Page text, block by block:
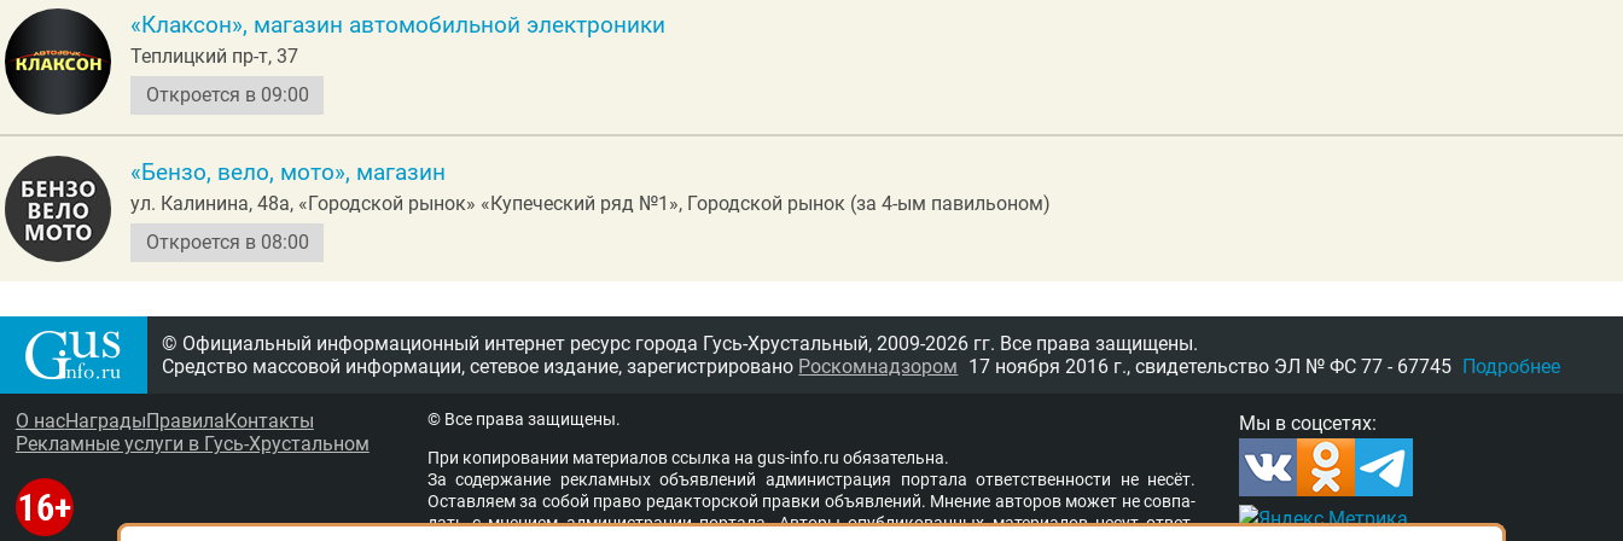
«Клаксон», магазин автомобильной электроники
Теплицкий пр-т, 37
Откроется в 09:00
«Бензо, вело, мото», магазин
ул. Калинина, 48а, «Городской рынок» «Купеческий ряд №1», Городской рынок (за 4-ым павильоном)
Откроется в 08:00
© Официальный информационный интернет ресурс города Гусь-Хрустальный, 2009-2026 гг. Все права защищены.
Средство массовой информации, сетевое издание, зарегистрировано Роскомнадзором 17 ноября 2016 г., свидетельство ЭЛ № ФС 77 - 67745 Подробнее
Мы в соцсетях:
О насНаградыПравилаКонтакты
Рекламные услуги в Гусь-Хрустальном
© Все права защищены.
При копировании материалов ссыл­ка на gus-info.ru обя­за­тель­на.
За содержание рекламных объявлений администра­ция пор­та­ла от­вет­ствен­но­сти не несёт.
Остав­ля­ем за со­бой пра­во ре­дак­тор­ской прав­ки объ­яв­ле­ний. Мне­ние ав­то­ров мо­жет не сов­па­
дать с мне­ни­ем адми­ни­стра­ции пор­та­ла. Ав­то­ры опуб­ли­ко­ван­ных ма­те­ри­а­лов несут от­вет­